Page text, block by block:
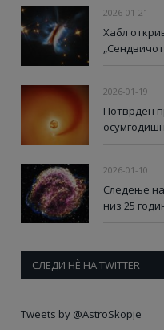
2026-01-21
Хабл
2026-01-19
Потврден
2026-01-10
Следење
низ 25
СЛЕДИ НÈ НА TWITTER
Tweets by @AstroSkopje